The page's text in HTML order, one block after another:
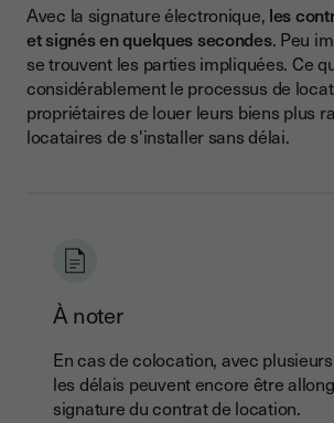
Avec la signature électronique, les
et signés en quelques secondes. Peu
se trouvent les parties impliquées. Ce
considérablement le processus de
propriétaires de louer leurs biens plus
locataires de s'installer sans délai.
À noter
En cas de colocation, avec
les délais peuvent encore être
signature du contrat de location.